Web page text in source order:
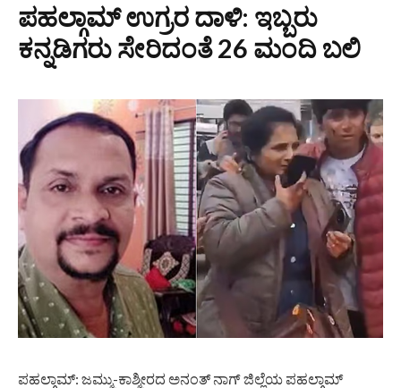
ಪಹಲ್ಗಾಮ್ ಉಗ್ರರ ದಾಳಿ: ಇಬ್ಬರು
ಕನ್ನಡಿಗರು ಸೇರಿದಂತೆ 26 ಮಂದಿ ಬಲಿ
ಪಹಲ್ಗಾಮ್: ಜಮ್ಮು-ಕಾಶ್ಮೀರದ ಅನಂತ್ ನಾಗ್ ಜಿಲ್ಲೆಯ ಪಹಲ್ಗಾಮ್